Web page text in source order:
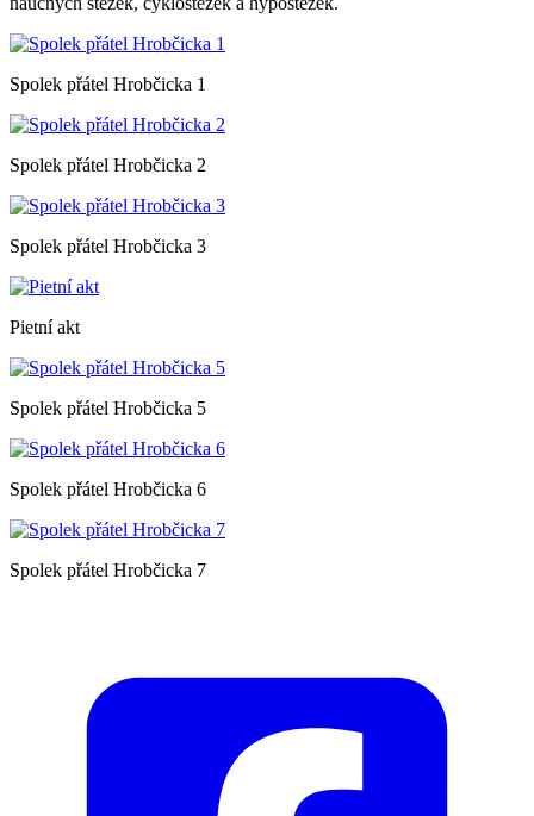
Spolek přátel Hrobčicka 1
Spolek přátel Hrobčicka 2
Spolek přátel Hrobčicka 3
Pietní akt
Spolek přátel Hrobčicka 5
Spolek přátel Hrobčicka 6
Spolek přátel Hrobčicka 7